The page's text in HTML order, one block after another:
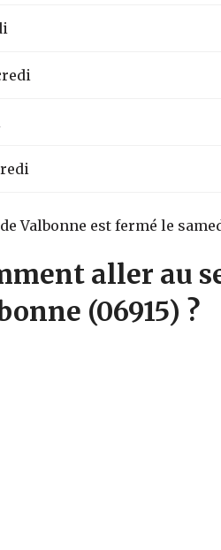
de Valbonne est fermé le
aller au
(06915) ?